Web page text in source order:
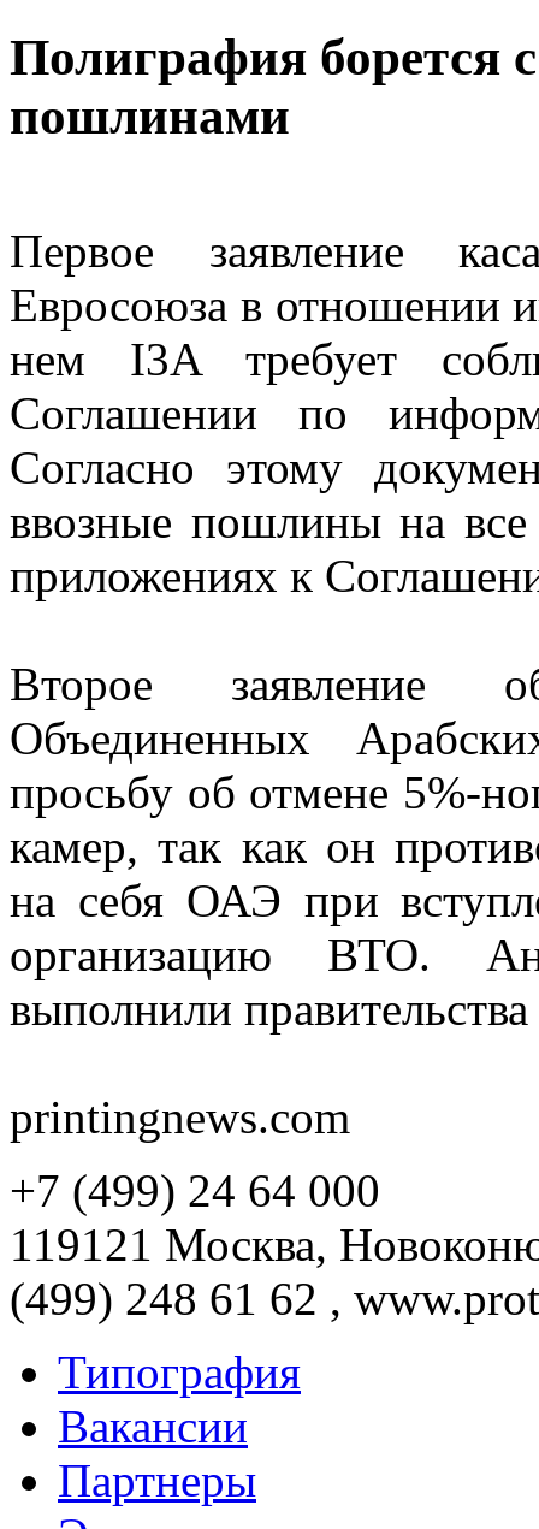
Полиграфия борется
пошлинами
Первое заявление
Евросоюза в отношении
нем I3A требует
Соглашении по
Согласно этому
ввозные пошлины на
приложениях к
Второе заявление
Объединенных
просьбу об отмене 5%-
камер, так как он
на себя ОАЭ при
организацию ВТО.
выполнили
printingnews.com
+7 (499) 24 64 000
119121 Москва,
(499) 248 61 62 ,
Типография
Вакансии
Партнеры